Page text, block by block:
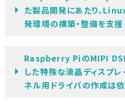
た製品開発にあたり、
発環境の構築・整備を支援
Raspberry PiのMIPI DSI
した特殊な液晶ディスプ
ネル用ドライバの作成は依